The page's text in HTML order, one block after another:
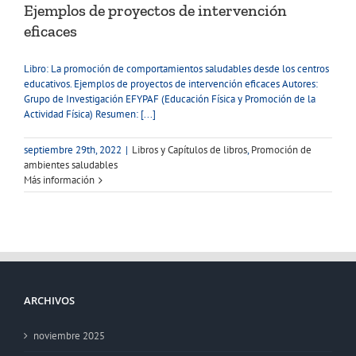
Ejemplos de proyectos de intervención
eficaces
Libro: La promoción de comportamientos saludables desde los centros
educativos. Ejemplos de proyectos de intervención eficaces Autores:
Grupo de Investigación EFYPAF (Educación Física y Promoción de la
Actividad Física) Resumen: [...]
septiembre 29th, 2022 | Libros y Capítulos de libros,Promoción de
ambientes saludables
Más información
ARCHIVOS
noviembre 2025